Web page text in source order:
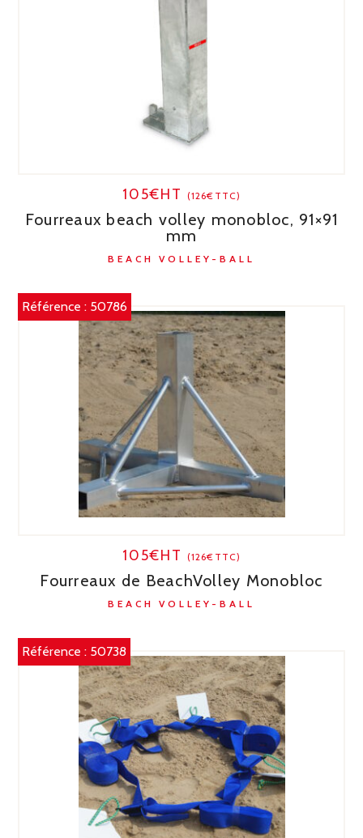
105€HT (126€TTC)
Fourreaux beach volley monobloc, 91×91
mm
BEACH VOLLEY-BALL
Référence : 50786
105€HT (126€TTC)
Fourreaux de BeachVolley Monobloc
BEACH VOLLEY-BALL
Référence : 50738